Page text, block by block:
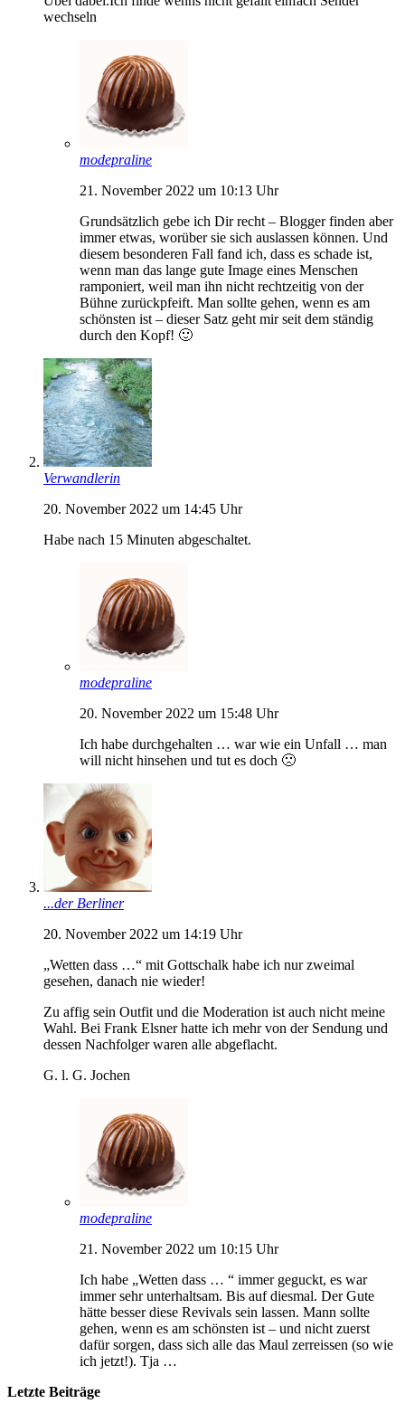
wechseln
modepraline
21. November 2022 um 10:13 Uhr
Grundsätzlich gebe ich Dir recht – Blogger finden aber
immer etwas, worüber sie sich auslassen können. Und
diesem besonderen Fall fand ich, dass es schade ist,
wenn man das lange gute Image eines Menschen
ramponiert, weil man ihn nicht rechtzeitig von der
Bühne zurückpfeift. Man sollte gehen, wenn es am
schönsten ist – dieser Satz geht mir seit dem ständig
durch den Kopf! 🙂
Verwandlerin
20. November 2022 um 14:45 Uhr
Habe nach 15 Minuten abgeschaltet.
modepraline
20. November 2022 um 15:48 Uhr
Ich habe durchgehalten … war wie ein Unfall … man
will nicht hinsehen und tut es doch 🙁
...der Berliner
20. November 2022 um 14:19 Uhr
„Wetten dass …“ mit Gottschalk habe ich nur zweimal
gesehen, danach nie wieder!
Zu affig sein Outfit und die Moderation ist auch nicht meine
Wahl. Bei Frank Elsner hatte ich mehr von der Sendung und
dessen Nachfolger waren alle abgeflacht.
G. l. G. Jochen
modepraline
21. November 2022 um 10:15 Uhr
Ich habe „Wetten dass … “ immer geguckt, es war
immer sehr unterhaltsam. Bis auf diesmal. Der Gute
hätte besser diese Revivals sein lassen. Mann sollte
gehen, wenn es am schönsten ist – und nicht zuerst
dafür sorgen, dass sich alle das Maul zerreissen (so wie
ich jetzt!). Tja …
Letzte Beiträge